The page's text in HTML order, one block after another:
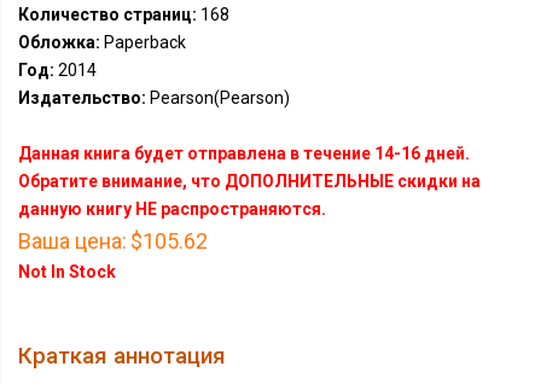
Количество страниц: 168
Обложка: Paperback
Год: 2014
Издательство: Pearson(Pearson)
Данная книга будет отправлена в течение 14-16 дней.
Обратите внимание, что ДОПОЛНИТЕЛЬНЫЕ скидки на
данную книгу НЕ распространяются.
Ваша цена: $105.62
Not In Stock
Краткая аннотация